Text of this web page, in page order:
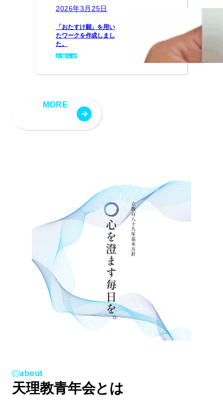
2026年3月25日
「おたすけ願」を用い
たワークを作成しまし
た。
お知らせ
MORE
about
天理教青年会とは